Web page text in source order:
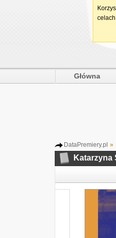
Główna
DataPremiery.pl »
Katarzyna